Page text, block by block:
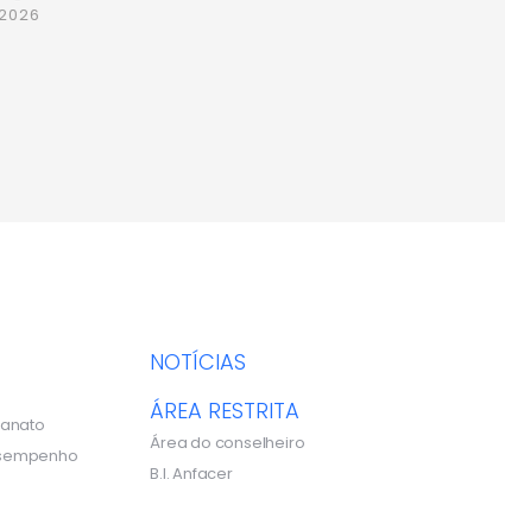
NOTÍCIAS
ÁREA RESTRITA
Área do conselheiro
B.I. Anfacer